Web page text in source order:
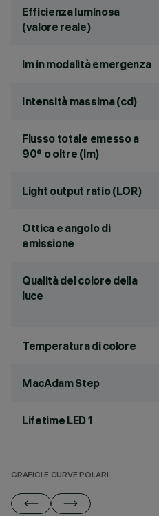
Efficienza luminosa
(valore reale)
lm in modalità emergenza
Intensità massima (cd)
Flusso totale emesso a
90° o oltre (lm)
Light output ratio (LOR)
Ottica e angolo di
emissione
Qualità del colore della
luce
Temperatura di colore
MacAdam Step
Lifetime LED 1
GRAFICI E CURVE POLARI